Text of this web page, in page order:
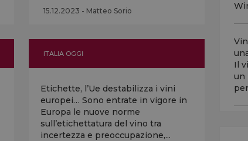
15.12.2023 - Matteo Sorio
ITALIA OGGI
Etichette, l’Ue destabilizza i vini
europei… Sono entrate in vigore in
Europa le nuove norme
sull’etichettatura del vino tra
incertezza e preoccupazione,...
Il
un